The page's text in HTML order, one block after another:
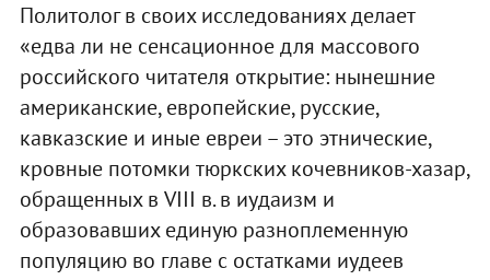
Политолог в своих исследованиях делает
«едва ли не сенсационное для массового
российского читателя открытие: нынешние
американские, европейские, русские,
кавказские и иные евреи – это этнические,
кровные потомки тюркских кочевников-хазар,
обращенных в VIII в. в иудаизм и
образовавших единую разноплеменную
популяцию во главе с остатками иудеев